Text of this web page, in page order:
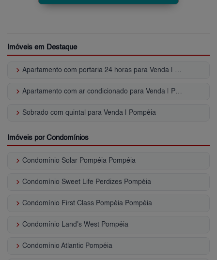
Imóveis em Destaque
keyboard_arrow_right
keyboard_arrow_right
keyboard_arrow_right Sobrado com quintal para Venda | Pompéia
Imóveis por Condomínios
keyboard_arrow_right Condomínio Solar Pompéia Pompéia
keyboard_arrow_right Condomínio Sweet Life Perdizes Pompéia
keyboard_arrow_right Condomínio First Class Pompéia Pompéia
keyboard_arrow_right Condomínio Land's West Pompéia
keyboard_arrow_right Condomínio Atlantic Pompéia